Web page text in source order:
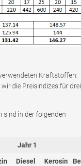
Kraftstoffen:
die Preisindizes für drei
sind in der folgenden
Jahr 1
Diesel Kerosin